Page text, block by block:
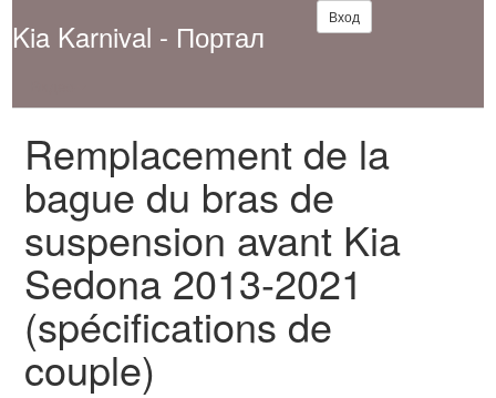
Kia Karnival - Портал
Вход
Remplacement de la
bague du bras de
suspension avant Kia
Sedona 2013-2021
(spécifications de
couple)